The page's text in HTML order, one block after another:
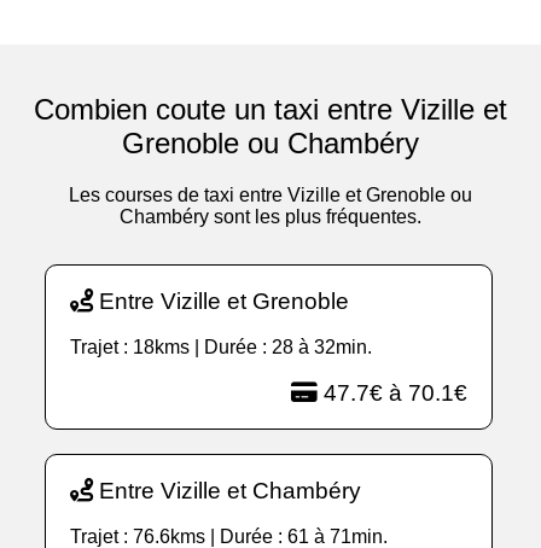
Combien coute un taxi entre Vizille et
Grenoble ou Chambéry
Les courses de taxi entre Vizille et Grenoble ou
Chambéry sont les plus fréquentes.
Entre Vizille et Grenoble
Trajet : 18kms | Durée : 28 à 32min.
47.7€ à 70.1€
Entre Vizille et Chambéry
Trajet : 76.6kms | Durée : 61 à 71min.